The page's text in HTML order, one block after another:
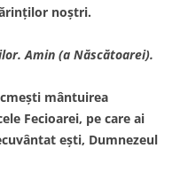
noştri.
Amin (a Născătoarei).
mântuirea
Fecioarei, pe care ai
eşti, Dumnezeul